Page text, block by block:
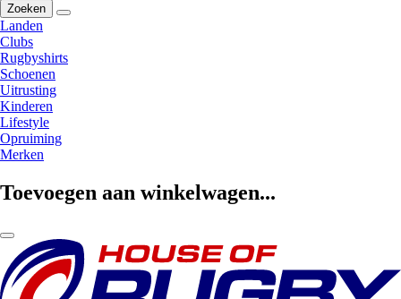
Zoeken
Landen
Clubs
Rugbyshirts
Schoenen
Uitrusting
Kinderen
Lifestyle
Opruiming
Merken
Toevoegen aan winkelwagen...